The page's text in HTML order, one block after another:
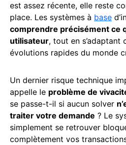
est assez récente, elle reste
place. Les systèmes à base
comprendre précisément ce
utilisateur, tout en s’adaptant
évolutions rapides du monde
Un dernier risque technique
appelle le problème de
se passe-t-il si aucun solver
traiter votre demande ? Le
simplement se retrouver
complètement vos